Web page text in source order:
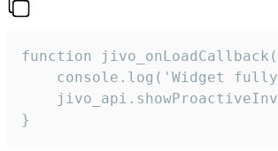
function
console.log('Widget
}